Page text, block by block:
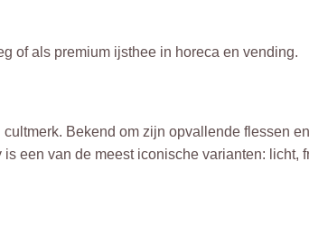
of als premium ijsthee in horeca en vending.
Bekend om zijn opvallende flessen
een van de meest iconische varianten: licht,